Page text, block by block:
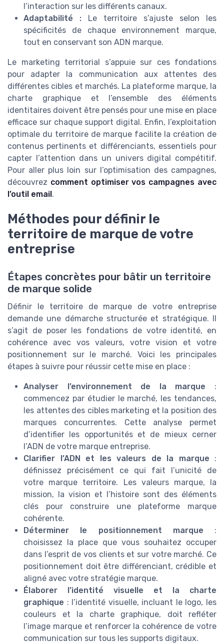
l’interaction sur les différents canaux.
Adaptabilité : Le territoire s’ajuste selon les
spécificités de chaque environnement marque,
tout en conservant son ADN marque.
Le marketing territorial s’appuie sur ces fondations
pour adapter la communication aux attentes des
différentes cibles et marchés. La plateforme marque, la
charte graphique et l’ensemble des éléments
identitaires doivent être pensés pour une mise en place
efficace sur chaque support digital. Enfin, l’exploitation
optimale du territoire de marque facilite la création de
contenus pertinents et différenciants, essentiels pour
capter l’attention dans un univers digital compétitif.
Pour aller plus loin sur l’optimisation des campagnes,
découvrez comment optimiser vos campagnes avec
l’outil email.
Méthodes pour définir le
territoire de marque de votre
entreprise
Étapes concrètes pour bâtir un territoire
de marque solide
Définir le territoire de marque de votre entreprise
demande une démarche structurée et stratégique. Il
s’agit de poser les fondations de votre identité, en
cohérence avec vos valeurs, votre vision et votre
positionnement sur le marché. Voici les principales
étapes à suivre pour réussir cette mise en place :
Analyser l’environnement de la marque :
commencez par étudier le marché, les tendances,
les attentes des cibles marketing et la position des
marques concurrentes. Cette analyse permet
d’identifier les opportunités et de mieux cerner
l’ADN de votre marque entreprise.
Clarifier l’ADN et les valeurs de la marque :
définissez précisément ce qui fait l’unicité de
votre marque territoire. Les valeurs marque, la
mission, la vision et l’histoire sont des éléments
clés pour construire une plateforme marque
cohérente.
Déterminer le positionnement marque :
choisissez la place que vous souhaitez occuper
dans l’esprit de vos clients et sur votre marché. Ce
positionnement doit être différenciant, crédible et
aligné avec votre stratégie marque.
Élaborer l’identité visuelle et la charte
graphique : l’identité visuelle, incluant le logo, les
couleurs et la charte graphique, doit refléter
l’image marque et renforcer la cohérence de votre
communication sur tous les supports digitaux.